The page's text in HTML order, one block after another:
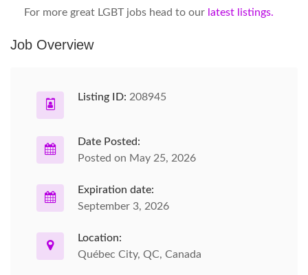
For more great LGBT jobs head to our latest listings.
Job Overview
Listing ID: 208945
Date Posted:
Posted on May 25, 2026
Expiration date:
September 3, 2026
Location:
Québec City, QC, Canada